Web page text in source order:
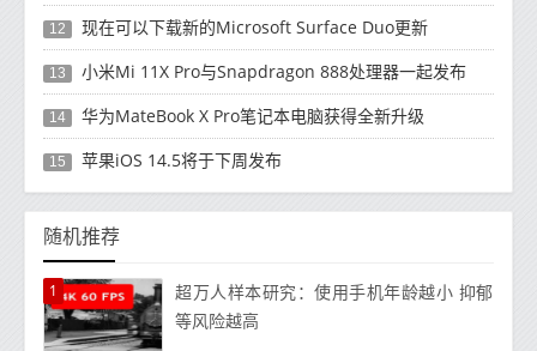
12 现在可以下载新的Microsoft Surface Duo更新
13 小米Mi 11X Pro与Snapdragon 888处理器一起发布
14 华为MateBook X Pro笔记本电脑获得全新升级
15 苹果iOS 14.5将于下周发布
随机推荐
1
超万人样本研究：使用手机年龄越小 抑郁
等风险越高